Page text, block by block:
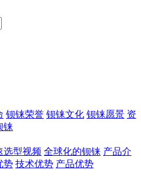
钡铼荣誉 钡铼文化 钡铼愿景 资
铼
选型视频 全球化的钡铼 产品介
势 技术优势 产品优势